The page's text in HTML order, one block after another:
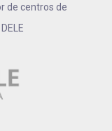
de centros de